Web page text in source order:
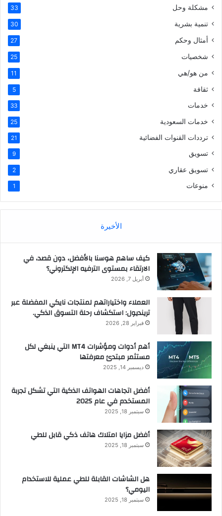
مشكلة وحل 33
تنمية بشرية 30
أمثال وحكم 27
شخصيات 25
من هو/هي 11
ثقافة 5
خدمات 33
خدمات السعودية 25
ترددات القنوات الفضائية 21
تسويق 9
تسويق عقاري 2
منوعات 1
الأخيرة
كيف ساهم هوسنا بالأفضل، دون قصد، في
الارتقاء بمستوى الترفيه الإلكتروني؟
أبريل 7, 2026
العملاء واختياراتهم لمنتجات نايكي المفضلة عبر
ترينديول: استكشاف رحلة التسوق الذكي.
فبراير 28, 2026
أهم أدوات ومؤشرات MT4 التي ينبغي لكل
مستثمر مبتدئ معرفتها
ديسمبر 14, 2025
أفضل اتجاهات الهواتف الذكية التي تشكل تجربة
المستخدم في عام 2025
سبتمبر 18, 2025
أفضل مزايا امتلاك هاتف ذكي قابل للطي
سبتمبر 18, 2025
هل الشاشات القابلة للطي عملية للاستخدام
اليومي؟
سبتمبر 18, 2025